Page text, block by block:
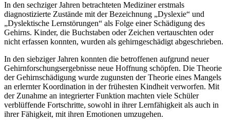
In den sechziger Jahren betrachteten Mediziner erstmals
diagnostizierte Zustände mit der Bezeichnung „Dyslexie“ und
„Dyslektische Lernstörungen“ als Folge einer Schädigung des
Gehirns. Kinder, die Buchstaben oder Zeichen vertauschten oder
nicht erfassen konnten, wurden als gehirngeschädigt abgeschrieben.
In den siebziger Jahren konnten die betroffenen aufgrund neuer
Gehirnforschungsergebnisse neue Hoffnung schöpfen. Die Theorie
der Gehirnschädigung wurde zugunsten der Theorie eines Mangels
an erlernter Koordination in der frühesten Kindheit verworfen. Mit
der Zunahme an integrierter Funktion machten viele Schüler
verblüffende Fortschritte, sowohl in ihrer Lernfähigkeit als auch in
ihrer Fähigkeit, mit ihren Emotionen umzugehen.